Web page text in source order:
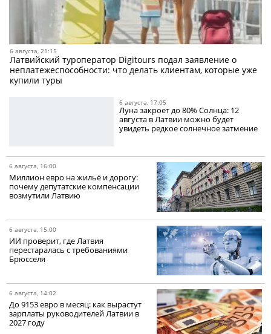
6 августа, 21:15
Латвийский туроператор Digitours подал заявление о
неплатежеспособности: что делать клиентам, которые уже
купили туры
6 августа, 17:05
Луна закроет до 80% Солнца: 12
августа в Латвии можно будет
увидеть редкое солнечное затмение
6 августа, 16:00
Миллион евро на жильё и дорогу:
почему депутатские компенсации
возмутили Латвию
6 августа, 15:00
ИИ проверит, где Латвия
перестаралась с требованиями
Брюсселя
6 августа, 14:02
До 9153 евро в месяц: как вырастут
зарплаты руководителей Латвии в
2027 году